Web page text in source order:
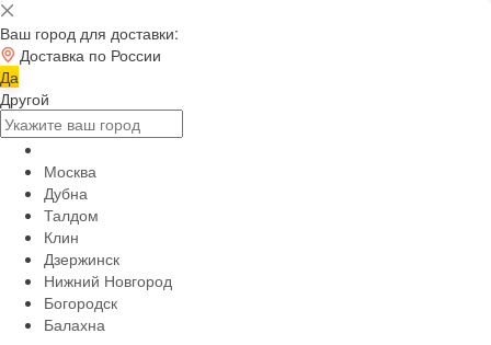
Ваш город для доставки:
Доставка по России
Да
Другой
Москва
Дубна
Талдом
Клин
Дзержинск
Нижний Новгород
Богородск
Балахна